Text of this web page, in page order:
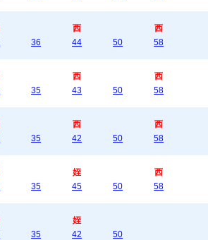
36
西
44
50
西
58
35
西
43
50
西
58
35
西
42
50
西
58
35
姪
45
50
西
58
35
姪
42
50